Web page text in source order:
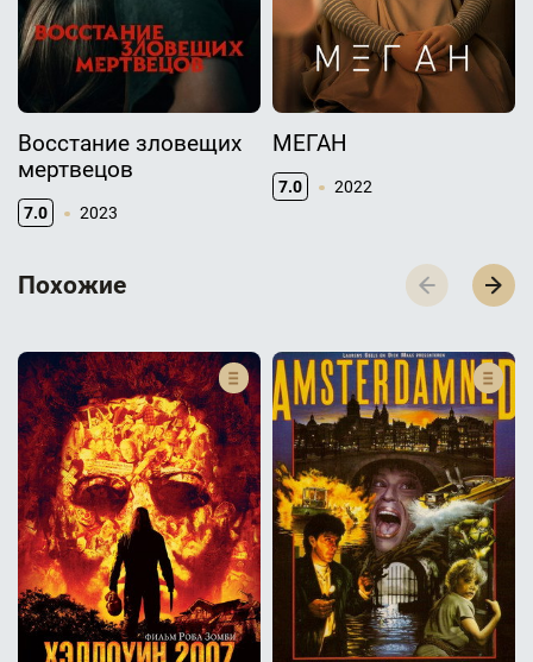
Восстание зловещих
мертвецов
7.0 2023
МЕГАН
7.0 2022
П­­­о­­­х­­­о­­­ж­­­и­­­е